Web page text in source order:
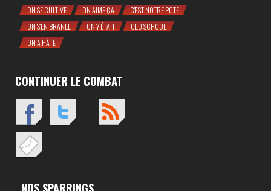
ON SE CULTIVE ON AIME ÇA
C'EST NOTRE POTE
ON S'EN BRANLE
ON Y ÉTAIT
OLD SCHOOL
ON A HÂTE
CONTINUER LE COMBAT